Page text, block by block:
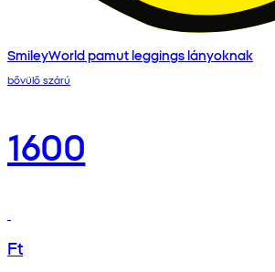
SmileyWorld pamut leggings lányoknak
bővülő szárú
1600
Ft